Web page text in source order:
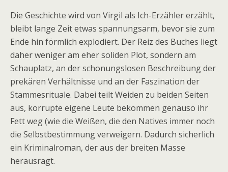
Die Geschichte wird von Virgil als Ich-Erzähler erzählt,
bleibt lange Zeit etwas spannungsarm, bevor sie zum
Ende hin förmlich explodiert. Der Reiz des Buches liegt
daher weniger am eher soliden Plot, sondern am
Schauplatz, an der schonungslosen Beschreibung der
prekären Verhältnisse und an der Faszination der
Stammesrituale. Dabei teilt Weiden zu beiden Seiten
aus, korrupte eigene Leute bekommen genauso ihr
Fett weg (wie die Weißen, die den Natives immer noch
die Selbstbestimmung verweigern. Dadurch sicherlich
ein Kriminalroman, der aus der breiten Masse
herausragt.